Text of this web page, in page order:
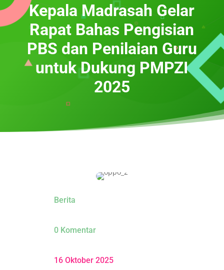
Kepala Madrasah Gelar
Rapat Bahas Pengisian
PBS dan Penilaian Guru
untuk Dukung PMPZI
2025
Berita
0 Komentar
16 Oktober 2025